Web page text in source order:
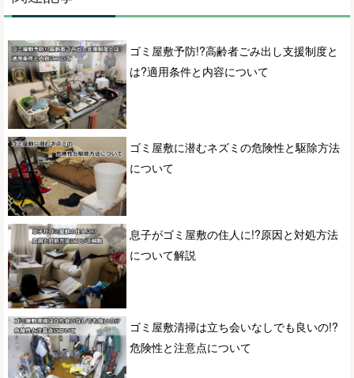
ゴミ屋敷予防!?高齢者ごみ出し支援制度と
は?適用条件と内容について
ゴミ屋敷に潜むネズミの危険性と駆除方法
について
息子がゴミ屋敷の住人に!?原因と対処方法
について解説
ゴミ屋敷清掃は立ち会いなしでも良いの!?
危険性と注意点について